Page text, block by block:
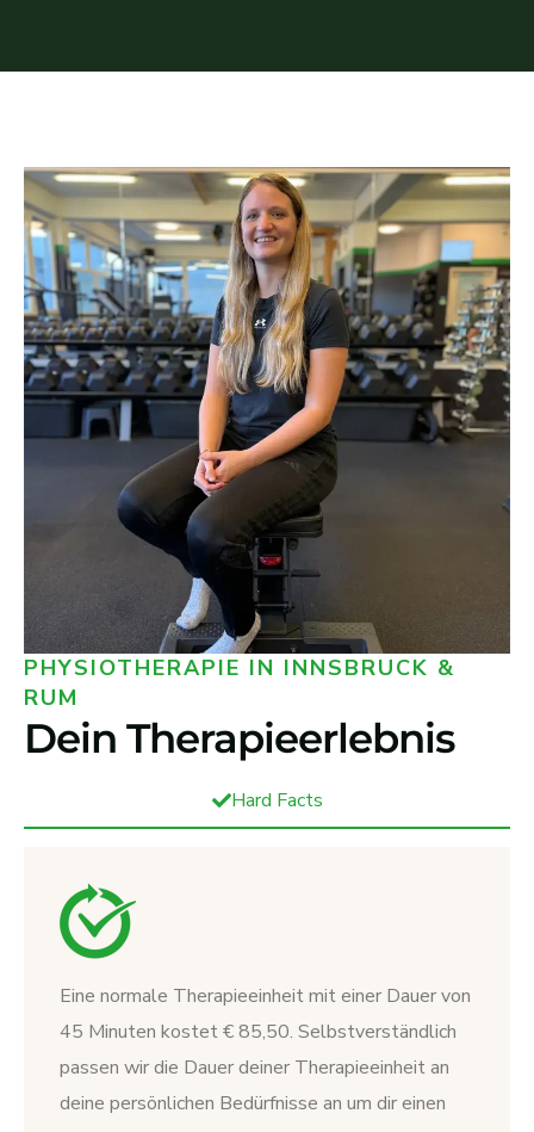
PHYSIOTHERAPIE IN INNSBRUCK &
RUM
Dein Therapieerlebnis
Hard Facts
Eine normale Therapieeinheit mit einer Dauer von
45 Minuten kostet € 85,50. Selbstverständlich
passen wir die Dauer deiner Therapieeinheit an
deine persönlichen Bedürfnisse an um dir einen